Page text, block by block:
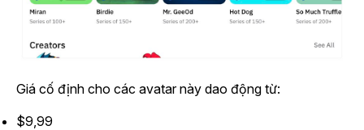
Giá cố định cho các avatar này dao động từ:
$9,99